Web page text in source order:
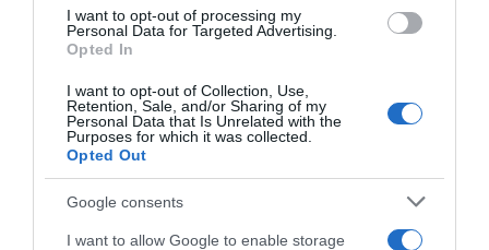
I want to opt-out of processing my
Personal Data for Targeted Advertising.
Opted In
I want to opt-out of Collection, Use,
Retention, Sale, and/or Sharing of my
Personal Data that Is Unrelated with the
Purposes for which it was collected.
Opted Out
Google consents
I want to allow Google to enable storage
2026-08-07.
Túlzott félelem a közös jövőtől – hogyan kerüld el egy új
párkapcsolatban?